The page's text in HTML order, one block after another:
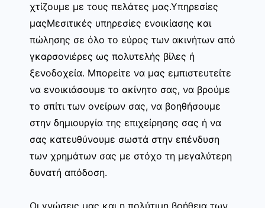
χτίζουμε με τους πελάτες μας.Υπηρεσίες
μαςΜεσιτικές υπηρεσίες ενοικίασης και
πώλησης σε όλο το εύρος των ακινήτων από
γκαρσονιέρες ως πολυτελής βίλες ή
ξενοδοχεία. Μπορείτε να μας εμπιστευτείτε
να ενοικιάσουμε το ακίνητο σας, να βρούμε
το σπίτι των ονείρων σας, να βοηθήσουμε
στην δημιουργία της επιχείρησης σας ή να
σας κατευθύνουμε σωστά στην επένδυση
των χρημάτων σας με στόχο τη μεγαλύτερη
δυνατή απόδοση.